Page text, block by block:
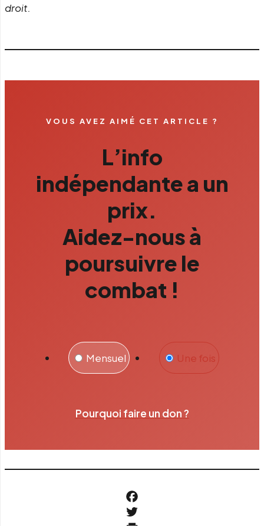
droit.
VOUS AVEZ AIMÉ CET ARTICLE ?
L’info
indépendante a un
prix.
Aidez-nous à
poursuivre le
combat !
Une fois
Mensuel
Pourquoi faire un don ?